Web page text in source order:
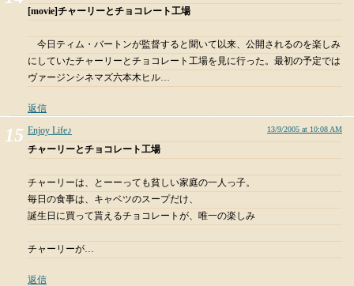
[movie]チャーリーとチョコレート工場
今日ティム・バートンが監督すると聞いて以来、公開されるのを楽しみ
にしていたチャーリーとチョコレート工場を見に行った。最初の予定では
ヴァージンシネマズ六本木ヒル…
返信
Enjoy Life♪
13/9/2005 at 10:08 AM
チャーリーとチョコレート工場
チャーリーは、とーーっても貧しい家庭の一人っ子。
毎日の食事は、キャベツのスープだけ、
誕生日に買って貰えるチョコレートが、唯一の楽しみ
チャーリーが…
返信